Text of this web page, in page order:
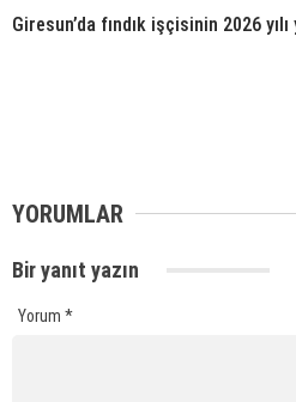
Giresun’da fındık işçisinin 2026
YORUMLAR
Bir yanıt yazın
Yorum *